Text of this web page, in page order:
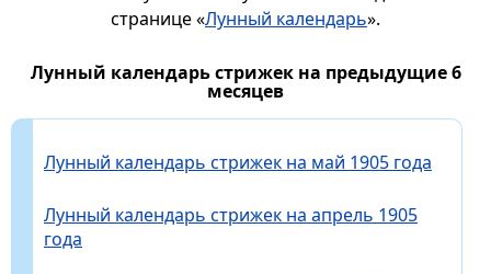
странице «Лунный календарь».
Лунный календарь стрижек на предыдущие 6
месяцев
Лунный календарь стрижек на май 1905 года
Лунный календарь стрижек на апрель 1905
года